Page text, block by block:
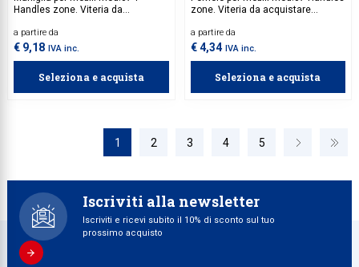
Handles zone. Viteria da
a partire da
€ 9,18 IVA inc.
Seleziona e acquista
zone. Viteria da acquistare
a partire da
€ 4,34 IVA inc.
Seleziona e acquista
1 2 3 4 5
Iscriviti alla newsletter
Iscriviti e ricevi subito il 10% di sconto sul tuo
prossimo acquisto